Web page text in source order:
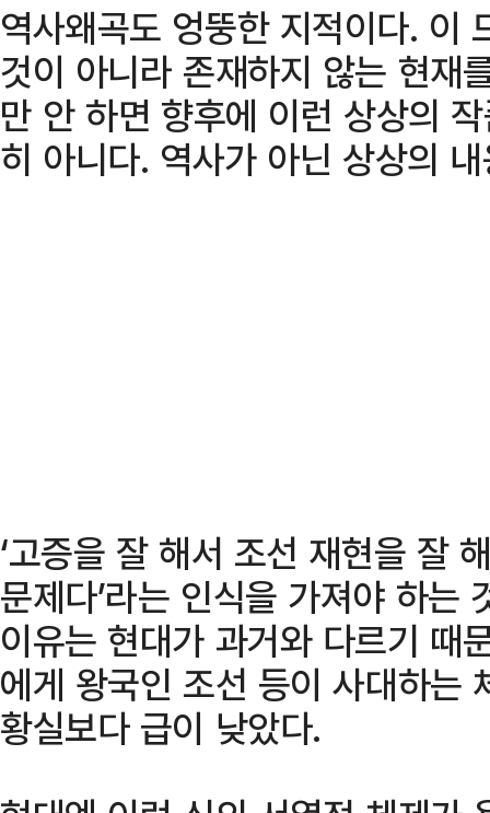
역사왜곡도 엉뚱한 지적이다. 이
것이 아니라 존재하지 않는 현재
만 안 하면 향후에 이런 상상의
히 아니다. 역사가 아닌 상상의
‘고증을 잘 해서 조선 재현을 잘
문제다’라는 인식을 가져야 하는
이유는 현대가 과거와 다르기 때
에게 왕국인 조선 등이 사대하는
황실보다 급이 낮았다.